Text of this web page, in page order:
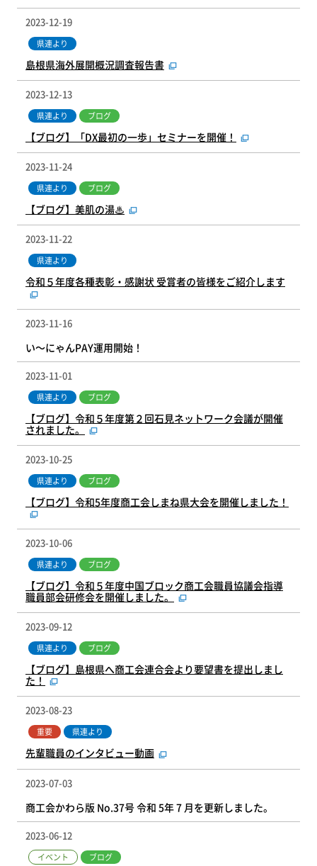
2023-12-19
県連より
島根県海外展開概況調査報告書
2023-12-13
県連より ブログ
【ブログ】「DX最初の一歩」セミナーを開催！
2023-11-24
県連より ブログ
【ブログ】美肌の湯♨
2023-11-22
県連より
令和５年度各種表彰・感謝状 受賞者の皆様をご紹介します
2023-11-16
い～にゃんPAY運用開始！
2023-11-01
県連より ブログ
【ブログ】令和５年度第２回石見ネットワーク会議が開催
されました。
2023-10-25
県連より ブログ
【ブログ】令和5年度商工会しまね県大会を開催しました！
2023-10-06
県連より ブログ
【ブログ】令和５年度中国ブロック商工会職員協議会指導
職員部会研修会を開催しました。
2023-09-12
県連より ブログ
【ブログ】島根県へ商工会連合会より要望書を提出しまし
た！
2023-08-23
重要 県連より
先輩職員のインタビュー動画
2023-07-03
商工会かわら版 No.37号 令和 5年 7 月を更新しました。
2023-06-12
イベント ブログ